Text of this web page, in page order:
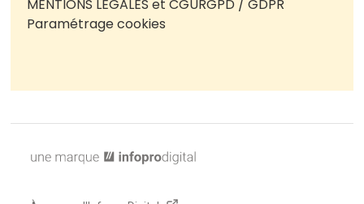
MENTIONS LÉGALES et CGURGPD / GDPR
Paramétrage cookies